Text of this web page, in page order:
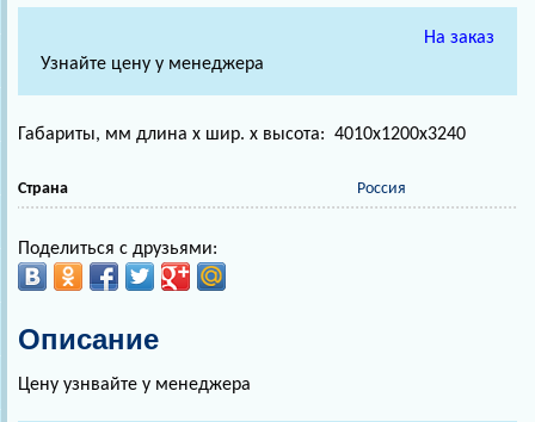
На заказ
Узнайте цену у менеджера
Габариты, мм длина х шир. х высота: 4010х1200х3240
Страна Россия
Поделиться с друзьями:
Описание
Цену узнвайте у менеджера